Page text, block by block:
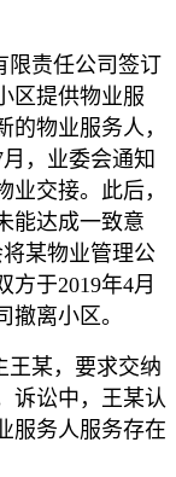
限责任公司签订
区提供物业服
物业服务人，
，业委会通知
交接。此后，
能达成一致意
某物业管理公
于2019年4月
离小区。
王某，要求交纳
诉讼中，王某认
服务人服务存在